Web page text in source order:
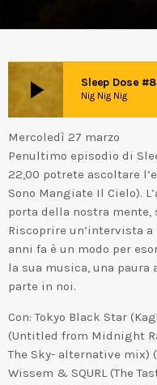
play_arrow Sleep Dose
Nig Nig Nig
Mercoledì 27 marzo
Penultimo episodio di
22,00 potrete ascoltare
Sono Mangiate Il Cielo).
porta della nostra mente,
Riscoprire un’intervista
anni fa è un modo per
la sua musica, una paura
parte in noi.
Con: Tokyo Black Star
(Untitled from Midnight
The Sky- alternative mix)
Wissem & SQURL (The